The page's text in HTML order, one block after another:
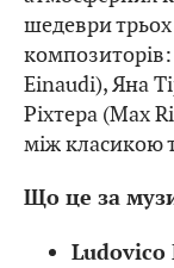
шедеври
Einaudi), Яна
Ріхтера (Max
між класикою
Що це за
Ludovico